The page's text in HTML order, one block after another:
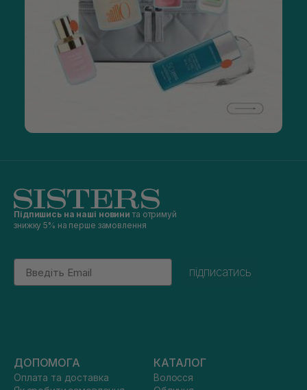
Підпишись на наші новини та отримуй
знижку 5% на перше замовлення
Email
підписатись
ДОПОМОГА
Оплата та доставка
КАТАЛОГ
Волосся